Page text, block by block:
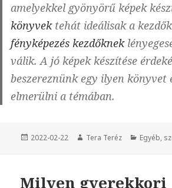
amelyekkel gyönyörű képek
könyvektehát ideálisak a
fényképezés kezdőknek
válik. A jó képek készítése
beszereznünk egy ilyen könyvet
elmerülni a témában.
Közzétéve
2022-02-22 Szerző
Tera Teréz Egyéb,
Milyen gyerekkori